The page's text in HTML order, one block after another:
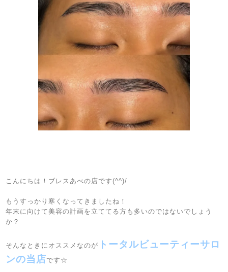
こんにちは！ブレスあべの店です(^^)/
もうすっかり寒くなってきましたね！
年末に向けて美容の計画を立ててる方も多いのではないでしょう
か？
そんなときにオススメなのが トータルビューティーサロ
ンの当店です☆